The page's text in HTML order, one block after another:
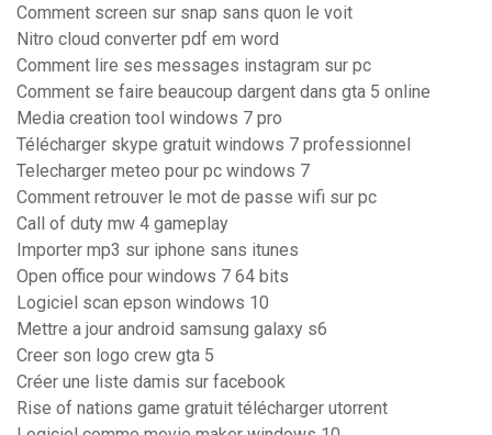
Comment screen sur snap sans quon le voit
Nitro cloud converter pdf em word
Comment lire ses messages instagram sur pc
Comment se faire beaucoup dargent dans gta 5 online
Media creation tool windows 7 pro
Télécharger skype gratuit windows 7 professionnel
Telecharger meteo pour pc windows 7
Comment retrouver le mot de passe wifi sur pc
Call of duty mw 4 gameplay
Importer mp3 sur iphone sans itunes
Open office pour windows 7 64 bits
Logiciel scan epson windows 10
Mettre a jour android samsung galaxy s6
Creer son logo crew gta 5
Créer une liste damis sur facebook
Rise of nations game gratuit télécharger utorrent